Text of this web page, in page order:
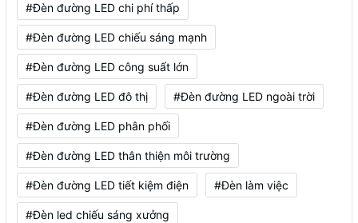
#Đèn đường LED chi phí thấp
#Đèn đường LED chiếu sáng mạnh
#Đèn đường LED công suất lớn
#Đèn đường LED đô thị #Đèn đường LED ngoài trời
#Đèn đường LED phân phối
#Đèn đường LED thân thiện môi trường
#Đèn đường LED tiết kiệm điện #Đèn làm việc
#Đèn led chiếu sáng xưởng